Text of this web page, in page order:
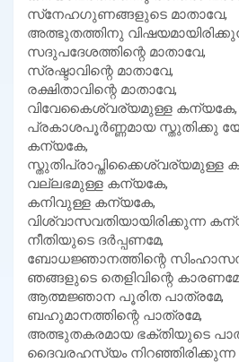
സ്‌നേഹഗുണങ്ങളുടെ മാതാവേ,
അത്ഭുതത്തിനു
സദുപദേശത്തിന്റെ മാതാവേ,
സ്രഷ്ടാവിന്റെ മാതാവേ,
രക്ഷിതാവിന്റെ മാതാവേ,
വിവേകൈശ്വര്യമുള്ള കന്യകേ,
പ്രകാശപൂര്‍ണ്ണമായ സ്തുതിക്കു
കന്യകേ,
സ്തുതിപ്രാപ്തിക്കൈശ്വര്യമുള്ള
വല്ലഭമുള്ള കന്യകേ,
കനിവുള്ള കന്യകേ,
വിശ്വാസവതിയായിരിക്കുന്ന
നീതിയുടെ ദര്‍പ്പണമേ,
ബോധജ്ഞാനത്തിന്റെ
ഞങ്ങളുടെ തെളിവിന്റെ
ആത്മജ്ഞാന പൂരിത പാത്രമേ,
ബഹുമാനത്തിന്റെ പാത്രമേ,
അത്ഭുതകരമായ ഭക്തിയുടെ
ദൈവരഹസ്യം